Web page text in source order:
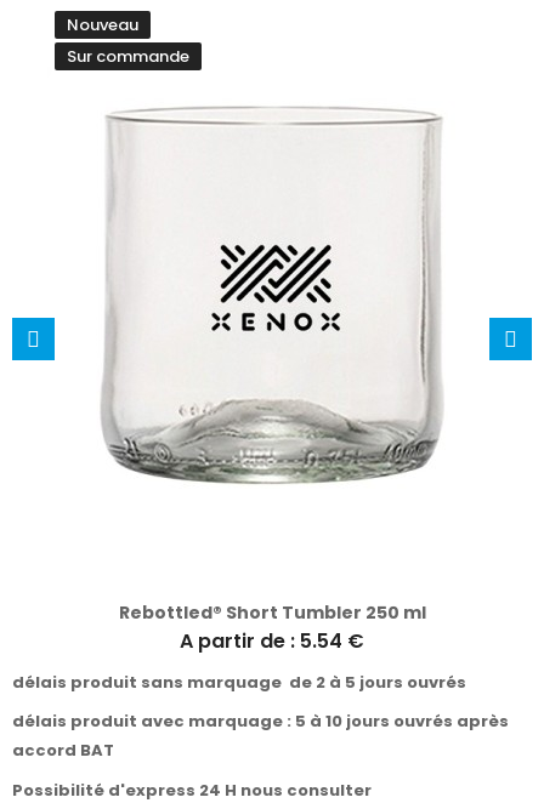
Nouveau
Sur commande
Rebottled® Short Tumbler 250 ml
A partir de : 5.54 €
délais produit sans marquage de 2 à 5 jours ouvrés
délais produit avec marquage : 5 à 10 jours ouvrés après
accord BAT
Possibilité d'express 24 H nous consulter